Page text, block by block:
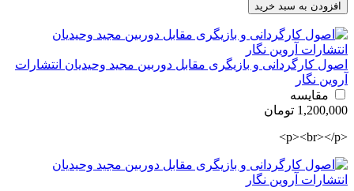
افزودن به سبد خرید
اصول کارگردانی و بازیگری مقابل دوربین مجید وحیدیان انتشارات
آروین نگار
مقایسه
1,200,000 تومان
<p><br></p>